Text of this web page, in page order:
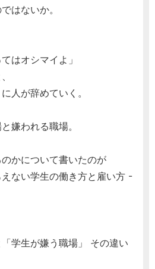
はないか。
はオシマイよ」
人が辞めていく。
嫌われる職場。
かについて書いたのが
えない学生の働き方と雇い方 -
「学生が嫌う職場」 その違い